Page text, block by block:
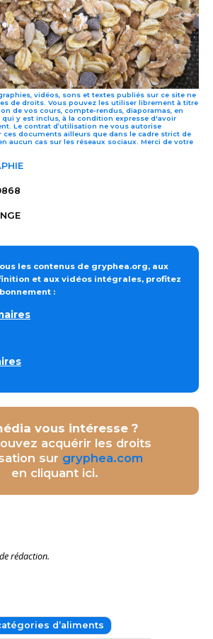
vidéos, sons et textes publiés sur ce site ne
de droits. Vous pouvez les utiliser librement à titre
de vos cours, compte-rendus, diaporamas, en
y est inclus, à la condition expresse d'avoir
Le contrat d’utilisation ne vous autorise
ces documents ailleurs que dans le cadre strict de
aucun cas sur les réseaux sociaux. Merci de votre
les contenus de gryphea.org, aux
et aux vidéos intégrales, profitez
:
vous intéresse ?
acquérir les droits
sur gryphea.com
en cliquant ici.
rédaction.
d’aliments